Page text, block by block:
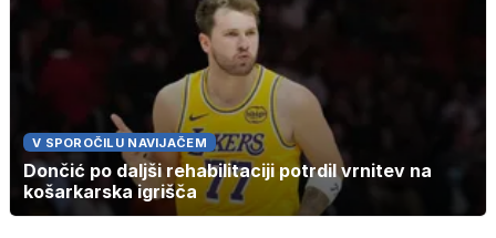
V SPOROČILU NAVIJAČEM
Dončić po daljši rehabilitaciji potrdil vrnitev na
košarkarska igrišča